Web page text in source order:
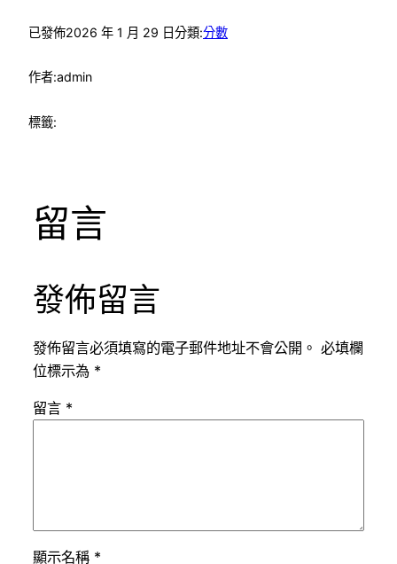
已發佈2026 年 1 月 29 日分類:分數
作者:admin
標籤:
留言
發佈留言
發佈留言必須填寫的電子郵件地址不會公開。 必填欄
位標示為 *
留言 *
顯示名稱 *